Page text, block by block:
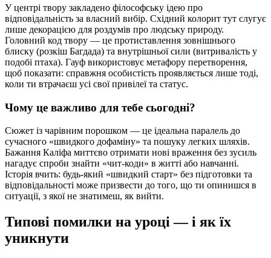
У центрі твору закладено філософську ідею про
відповідальність за власний вибір. Східний колорит тут слугує
лише декорацією для роздумів про людську природу.
Головний код твору — це протиставлення зовнішнього
блиску (розкіш Багдада) та внутрішньої сили (витривалість у
подобі птаха). Гауф використовує метафору перетворення,
щоб показати: справжня особистість проявляється лише тоді,
коли ти втрачаєш усі свої привілеї та статус.
Чому це важливо для тебе сьогодні?
Сюжет із чарівним порошком — це ідеальна паралель до
сучасного «швидкого дофаміну» та пошуку легких шляхів.
Бажання Каліфа миттєво отримати нові враження без зусиль
нагадує спроби знайти «чит-коди» в житті або навчанні.
Історія вчить: будь-який «швидкий старт» без підготовки та
відповідальності може призвести до того, що ти опинишся в
ситуації, з якої не знатимеш, як вийти.
Типові помилки на уроці — і як їх
уникнути